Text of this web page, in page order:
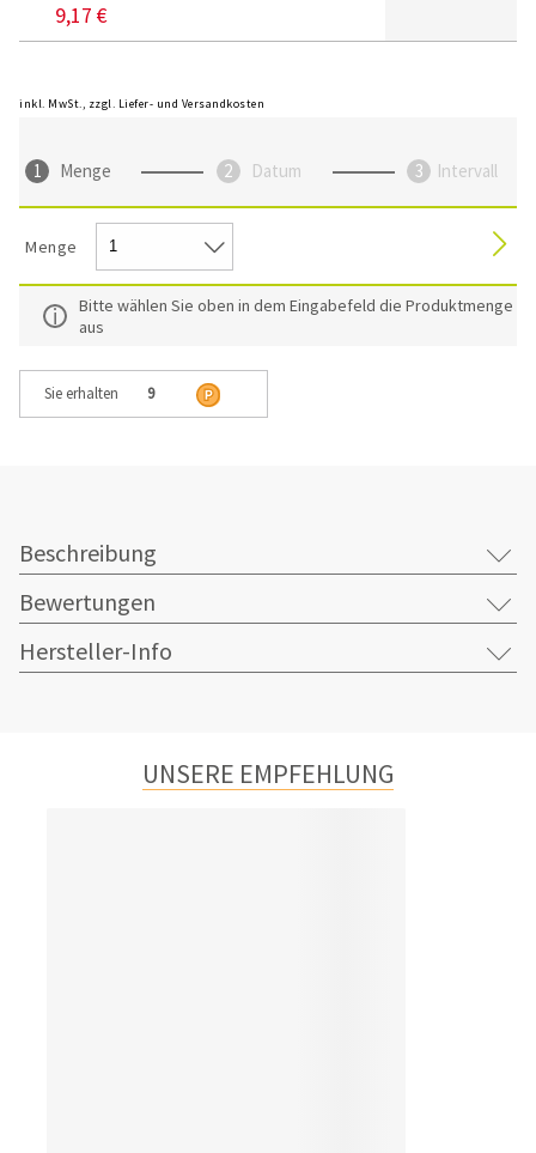
9,17 €
inkl. MwSt., zzgl. Liefer- und Versandkosten
Menge Datum Intervall
Menge
Bitte wählen Sie oben in dem Eingabefeld die Produktmenge
aus
Sie erhalten 9
Beschreibung
Bewertungen
Hersteller-Info
UNSERE EMPFEHLUNG